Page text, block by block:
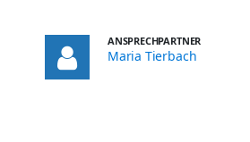
ANSPRECHPARTNER
Maria Tierbach